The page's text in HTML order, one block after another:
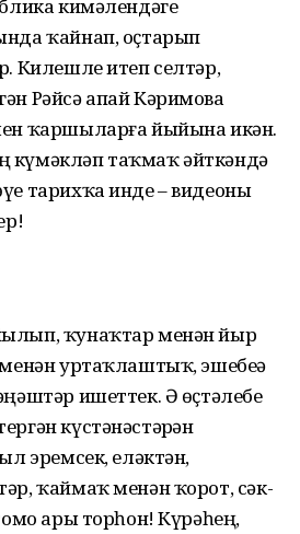
кимәлендәге
ҡайнап, оҫтарып
Килешле итеп селтәр,
Рәйсә апай Кәримова
ҡаршыларға йыйына икән.
таҡмаҡ әйткәндә
тарихҡа инде – видеоны
ҡунаҡтар менән йыр
уртаҡлаштыҡ, эшебеҙҙә
ишеттек. Ә өҫтәлебеҙ
күстәнәстәрҙән
эремсек, еләктән,
ҡаймаҡ менән ҡорот, сәк-
ары торһон! Күрәһең,